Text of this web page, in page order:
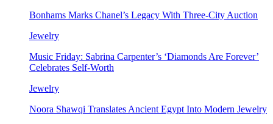
Bonhams Marks Chanel’s Legacy With Three-City Auction
Jewelry
Music Friday: Sabrina Carpenter’s ‘Diamonds Are Forever’
Celebrates Self-Worth
Jewelry
Noora Shawqi Translates Ancient Egypt Into Modern Jewelry